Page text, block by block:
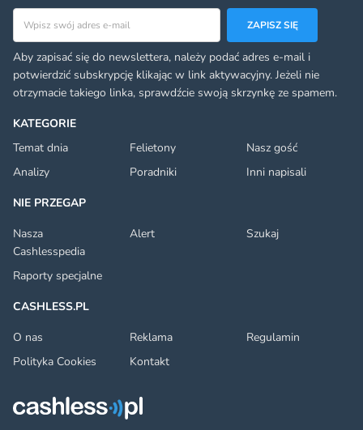
KATEGORIE
Temat dnia
Felietony
Nasz gość
Analizy
Poradniki
Inni napisali
NIE PRZEGAP
Nasza
Cashlesspedia
Alert Szukaj
Raporty specjalne
CASHLESS.PL
O nas
Reklama
Regulamin
Polityka Cookies
Kontakt
ZAPISZ SIĘ
Aby zapisać się do newslettera, należy podać adres e-mail i
potwierdzić subskrypcję klikając w link aktywacyjny. Jeżeli nie
otrzymacie takiego linka, sprawdźcie swoją skrzynkę ze spamem.